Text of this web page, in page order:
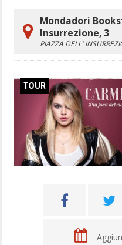
Mondadori
Insurrezione, 3
PIAZZA DELL'
TOUR